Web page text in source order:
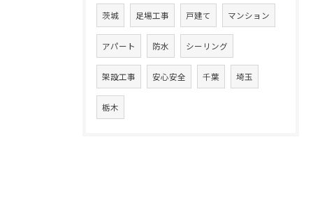
茨城 足場工事 戸建て マンション
アパート 防水 シーリング
架設工事 安心安全 千葉 埼玉
栃木